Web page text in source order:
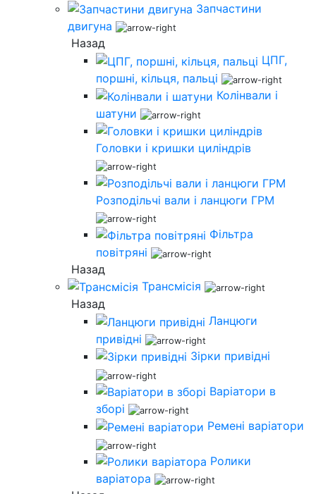
Запчастини
двигуна
Назад
ЦПГ,
поршні, кільця, пальці
Колінвали і
шатуни
Головки і кришки циліндрів
Розподільчі вали і ланцюги ГРМ
Фільтра
повітряні
Назад
Трансмісія
Назад
Ланцюги
привідні
Зірки привідні
Варіатори в
зборі
Ремені варіатори
Ролики
варіатора